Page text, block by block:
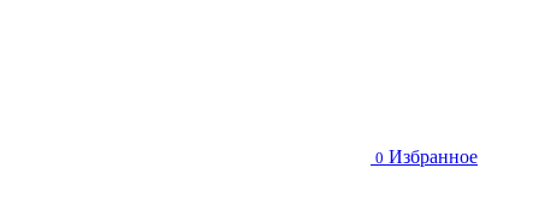
0 Избранное